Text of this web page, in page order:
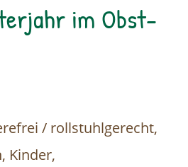
im Obst-
/ rollstuhlgerecht,
Kinder,